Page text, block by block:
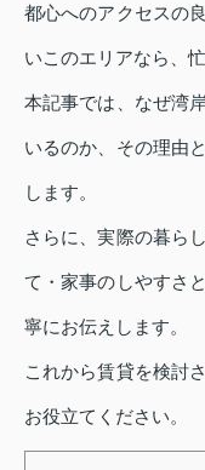
都心へのアクセスの
いこのエリアなら、
本記事では、なぜ湾
いるのか、その理由
します。
さらに、実際の暮ら
て・家事のしやすさ
寧にお伝えします。
これから賃貸を検討
お役立てください。